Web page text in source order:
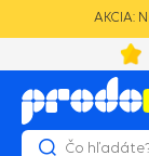
AKCIA: